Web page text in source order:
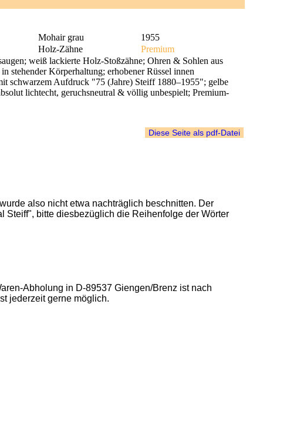
Mohair grau
1955
Holz-Zähne
Premium
weiß lackierte Holz-Stoßzähne; Ohren & Sohlen aus
stehender Körperhaltung; erhobener Rüssel innen
schwarzem Aufdruck "75 (Jahre) Steiff 1880–1955"; gelbe
lichtecht, geruchsneutral & völlig unbespielt; Premium-
also nicht etwa nachträglich beschnitten. Der
Steiff", bitte diesbezüglich die Reihenfolge der Wörter
Abholung in D-89537 Giengen/Brenz ist nach
jederzeit gerne möglich.